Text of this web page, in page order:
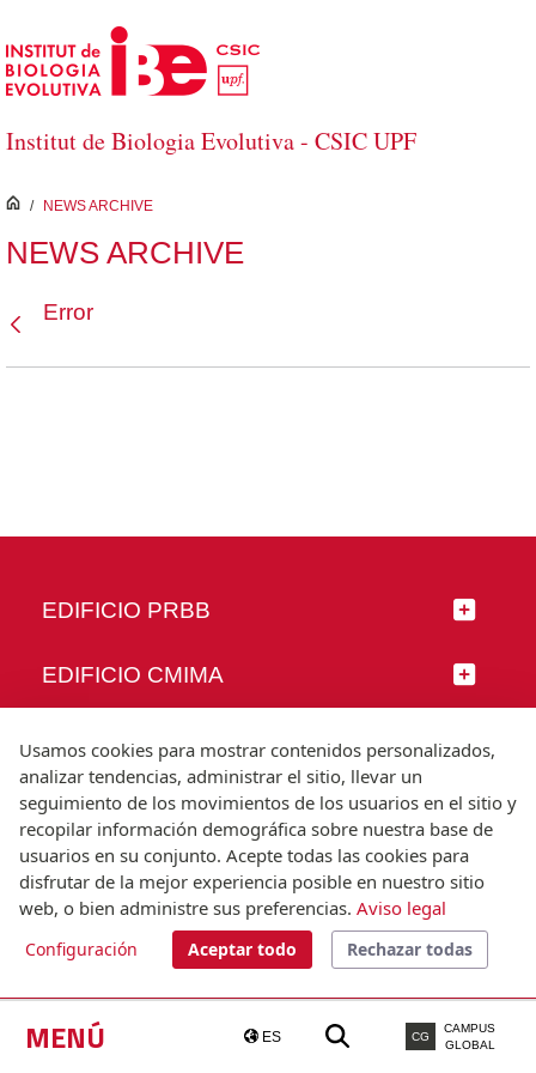
Saltar al contenido principal
Institut de Biologia Evolutiva - CSIC UPF
MENÚ ES CG
CAMPUS
GLOBAL
inici
/ NEWS ARCHIVE
NEWS ARCHIVE
Error
EDIFICIO PRBB
EDIFICIO CMIMA
SÍGUENOS
© Universitat Pompeu Fabra
Barcelona
T.(+34) 93 542 20 00
Usamos cookies para mostrar contenidos personalizados,
analizar tendencias, administrar el sitio, llevar un
seguimiento de los movimientos de los usuarios en el sitio y
recopilar información demográfica sobre nuestra base de
usuarios en su conjunto. Acepte todas las cookies para
disfrutar de la mejor experiencia posible en nuestro sitio
web, o bien administre sus preferencias. Aviso legal
Configuración Aceptar todo Rechazar todas